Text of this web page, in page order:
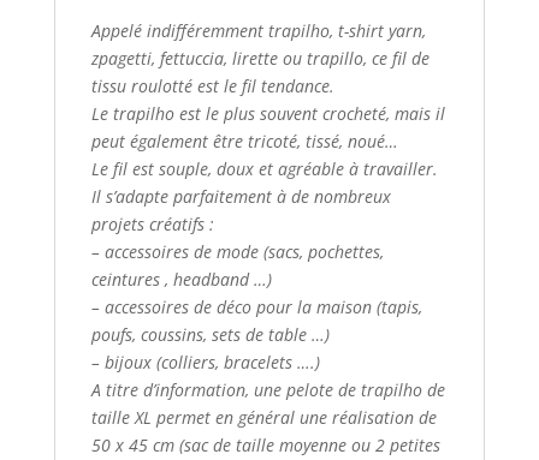
Appelé indifféremment trapilho, t-shirt yarn,
zpagetti, fettuccia, lirette ou trapillo, ce fil de
tissu roulotté est le fil tendance.
Le trapilho est le plus souvent crocheté, mais il
peut également être tricoté, tissé, noué…
Le fil est souple, doux et agréable à travailler.
Il s’adapte parfaitement à de nombreux
projets créatifs :
– accessoires de mode (sacs, pochettes,
ceintures , headband …)
– accessoires de déco pour la maison (tapis,
poufs, coussins, sets de table …)
– bijoux (colliers, bracelets ….)
A titre d’information, une pelote de trapilho de
taille XL permet en général une réalisation de
50 x 45 cm (sac de taille moyenne ou 2 petites